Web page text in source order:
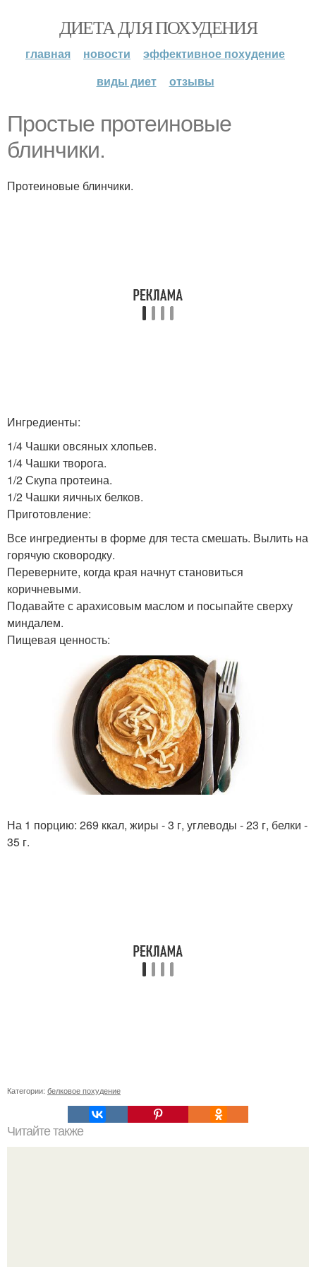
ДИЕТА ДЛЯ ПОХУДЕНИЯ
главная новости
эффективное похудение
виды диет
отзывы
Простые протеиновые
блинчики.
Протеиновые блинчики.
Ингредиенты:
1/4 Чашки овсяных хлопьев.
1/4 Чашки творога.
1/2 Скупа протеина.
1/2 Чашки яичных белков.
Приготовление:
Все ингредиенты в форме для теста смешать. Вылить на
горячую сковородку.
Переверните, когда края начнут становиться
коричневыми.
Подавайте с арахисовым маслом и посыпайте сверху
миндалем.
Пищевая ценность:
На 1 порцию: 269 ккал, жиры - 3 г, углеводы - 23 г, белки -
35 г.
Категории: белковое похудение
Читайте также